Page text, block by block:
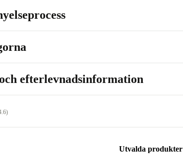
efterlevnadsinformation
Utvalda produkter